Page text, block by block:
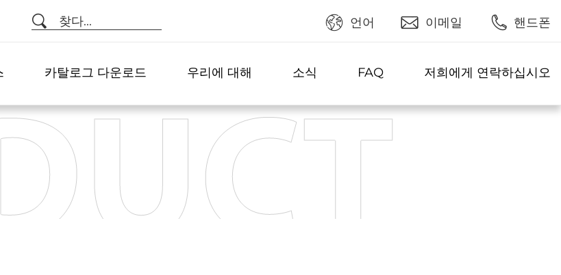
찾다... 언어 이메일 핸드폰
카탈로그 다운로드 우리에 대해 소식 FAQ 저희에게 연락하십시오